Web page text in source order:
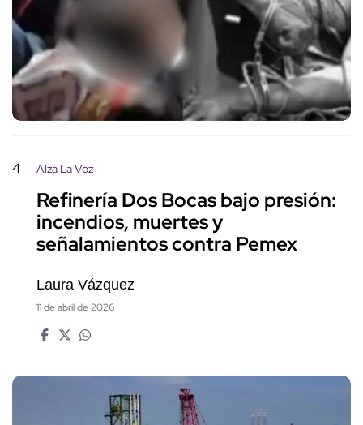
4 Alza La Voz
Refinería Dos Bocas bajo presión:
incendios, muertes y
señalamientos contra Pemex
Laura Vázquez
11 de abril de 2026